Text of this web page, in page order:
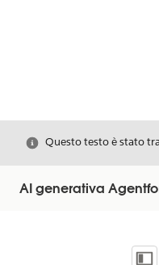
Chiudi
Questo testo è stato
AI generativa